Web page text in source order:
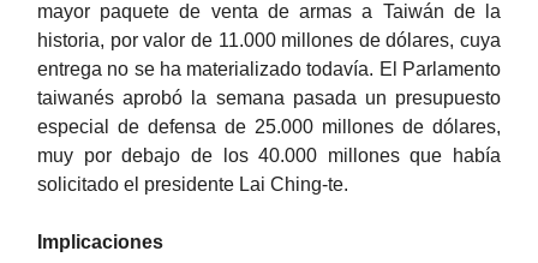
mayor paquete de venta de armas a Taiwán de la
historia, por valor de 11.000 millones de dólares, cuya
entrega no se ha materializado todavía. El Parlamento
taiwanés aprobó la semana pasada un presupuesto
especial de defensa de 25.000 millones de dólares,
muy por debajo de los 40.000 millones que había
solicitado el presidente Lai Ching-te.
Implicaciones